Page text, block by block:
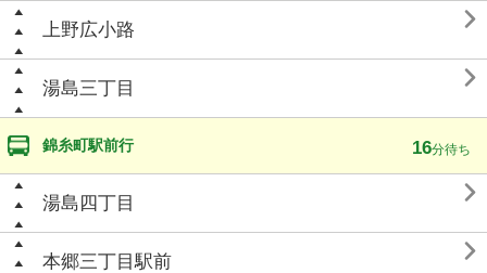
上野広小路 
湯島三丁目 
錦糸町駅前行 16分待ち
湯島四丁目 
本郷三丁目駅前 